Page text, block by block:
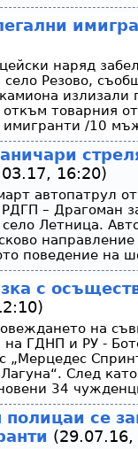
наряд
село Резово,
излизали
товарния
имигранти /10
16:20)
автопатрул
– Драгоман
Летница.
поведение на
с
на
на ГДНП и РУ -
„Мерцедес
След
34
се
(29.07.16,